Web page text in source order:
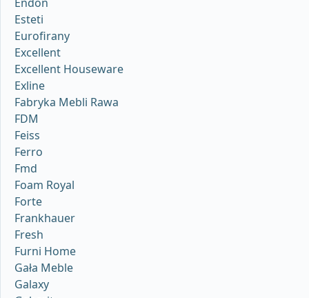
Esteti
Eurofirany
Excellent
Excellent Houseware
Exline
Fabryka Mebli Rawa
FDM
Feiss
Ferro
Fmd
Foam Royal
Forte
Frankhauer
Fresh
Furni Home
Gała Meble
Galaxy